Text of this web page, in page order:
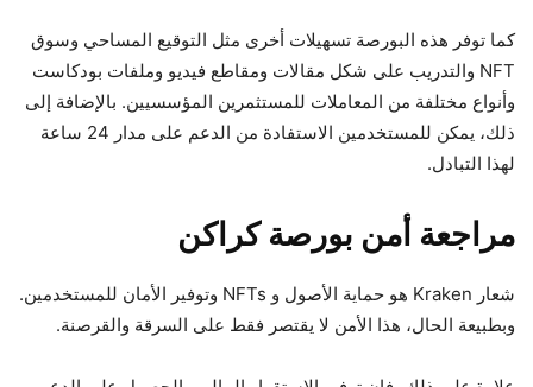
كما توفر هذه البورصة تسهيلات أخرى مثل التوقيع المساحي وسوق
NFT والتدريب على شكل مقالات ومقاطع فيديو وملفات بودكاست
وأنواع مختلفة من المعاملات للمستثمرين المؤسسيين. بالإضافة إلى
ذلك، يمكن للمستخدمين الاستفادة من الدعم على مدار 24 ساعة
لهذا التبادل.
مراجعة أمن بورصة كراكن
شعار Kraken هو حماية الأصول و NFTs وتوفير الأمان للمستخدمين.
وبطبيعة الحال، هذا الأمن لا يقتصر فقط على السرقة والقرصنة.